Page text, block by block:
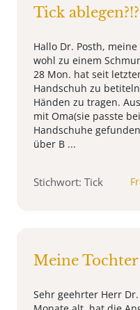
Tick
Hallo Dr. Posth,
wohl zu einem
28 Mon. hat seit
Handschuh zu
Händen zu tragen.
mit Oma(sie passte
Handschuhe
über B ...
Stichwort: Tick
Meine
Sehr geehrter Herr